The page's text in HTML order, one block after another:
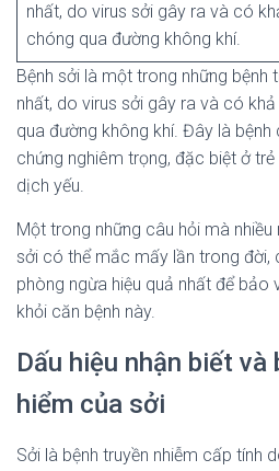
nhất, do virus sởi gây ra và có
chóng qua đường không khí.
Bệnh sởi là một trong những bệnh
nhất, do virus sởi gây ra và có
qua đường không khí. Đây là bệnh
chứng nghiêm trọng, đặc biệt ở
dịch yếu.
Một trong những câu hỏi mà
sởi có thể mắc mấy lần trong đời,
phòng ngừa hiệu quả nhất để bảo
khỏi căn bệnh này.
Dấu hiệu nhận biết và
hiểm của sởi
Sởi là bệnh truyền nhiễm cấp tính